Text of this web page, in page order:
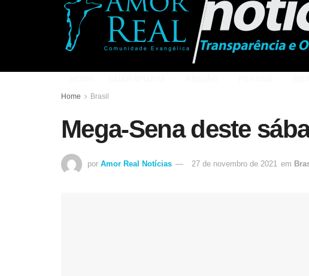
Home Brasil
Mega-Sena deste
por Amor Real Notícias 27 de novembro de 2021 em